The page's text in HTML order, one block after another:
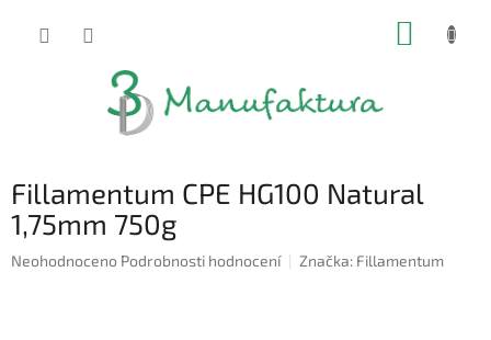
Fillamentum CPE HG100 Natural
1,75mm 750g
Průměrné
Neohodnoceno Podrobnosti hodnocení Značka: Fillamentum